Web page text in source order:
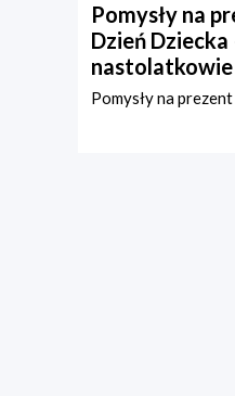
Pomysły na
Dzień Dziecka
nastolatkowie
Pomysły na